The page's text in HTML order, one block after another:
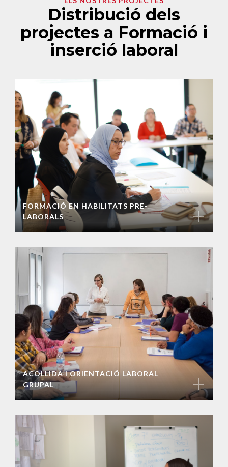
Distribució dels
projectes a Formació i
inserció laboral
FORMACIÓ EN HABILITATS PRE-
LABORALS
+
ACOLLIDA I ORIENTACIÓ LABORAL
GRUPAL
+